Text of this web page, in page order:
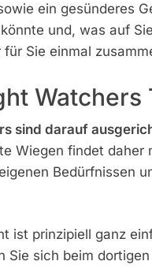
ein gesünderes
und, was auf
Sie einmal
sind darauf
Wiegen findet
Bedürfnissen
ist prinzipiell ganz
Sie sich beim